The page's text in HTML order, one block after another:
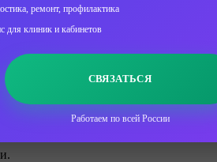
центр по следующим
и расходных материалов).
ремонт, профилактика
для клиник и кабинетов
СВЯЗАТЬСЯ
Работаем по всей России